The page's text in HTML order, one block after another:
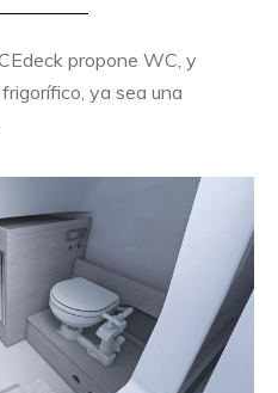
propone WC, y
ya sea una